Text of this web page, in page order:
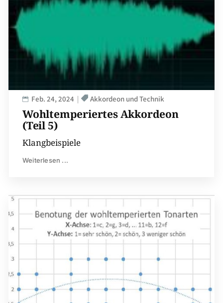
Wohltemperiertes Akkordeon
(Teil 5)
Feb. 24, 2024 Akkordeon und Technik
Klangbeispiele
Weiterlesen ...